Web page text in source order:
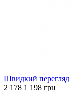
Швидкий перегляд
2 178 1 198 грн